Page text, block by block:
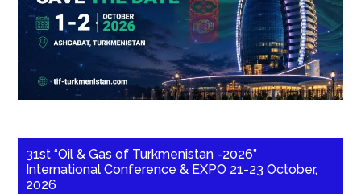
31st “Oil & Gas of Turkmenistan -2026”
International Conference & EXPO 21-23 October,
2026